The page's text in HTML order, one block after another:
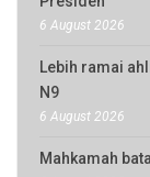
6 August 2026
Lebih ramai
N9
6 August 2026
Mahkamah